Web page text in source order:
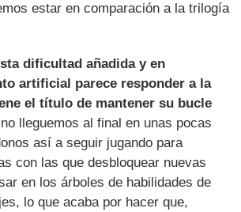
estar en comparación a la trilogía
dificultad añadida y en
artificial parece responder a la
el título de mantener su bucle
lleguemos al final en unas pocas
así a seguir jugando para
con las que desbloquear nuevas
en los árboles de habilidades de
lo que acaba por hacer que,